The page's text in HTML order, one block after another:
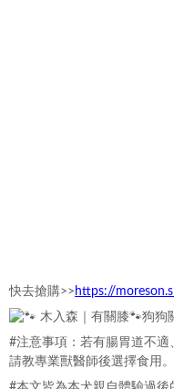
快去搶購>> https://
#注意事項：若有腸胃道不
請教專業獸醫師後選擇食用。